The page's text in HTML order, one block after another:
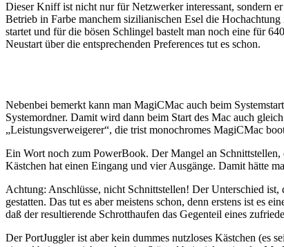
Dieser Kniff ist nicht nur für Netzwerker interessant, sondern
Betrieb in Farbe manchem sizilianischen Esel die
startet und für die bösen Schlingel bastelt man noch eine für
Neustart über die entsprechenden Preferences tut es schon.
Nebenbei bemerkt kann man MagiCMac auch beim
Systemordner. Damit wird dann beim Start des Mac auch
„Leistungsverweigerer“, die trist monochromes MagiCMac
Ein Wort noch zum PowerBook. Der Mangel an
Kästchen hat einen Eingang und vier Ausgänge. Damit hätte
Achtung: Anschlüsse, nicht Schnittstellen! Der Unterschied
gestatten. Das tut es aber meistens schon, denn erstens ist es
daß der resultierende Schrotthaufen das Gegenteil eines
Der PortJuggler ist aber kein dummes nutzloses Kästchen (es